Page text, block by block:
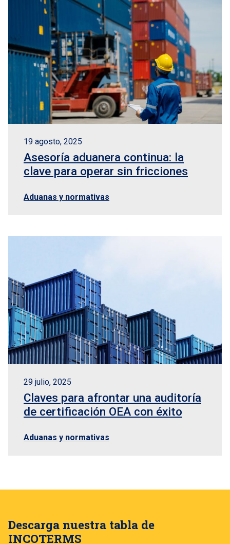
19 agosto, 2025
Asesoría aduanera continua: la
clave para operar sin fricciones
Aduanas y normativas
29 julio, 2025
Claves para afrontar una auditoría
de certificación OEA con éxito
Aduanas y normativas
Descarga nuestra tabla de
INCOTERMS